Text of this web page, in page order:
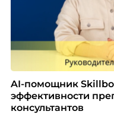
AI-помощник
эффективности
консультантов